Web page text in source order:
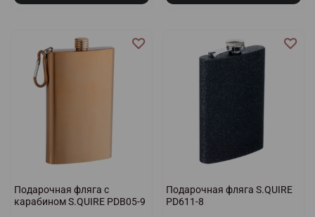
Подарочная фляга с
карабином S.QUIRE PDB05-9
Подарочная фляга S.QUIRE
PD611-8